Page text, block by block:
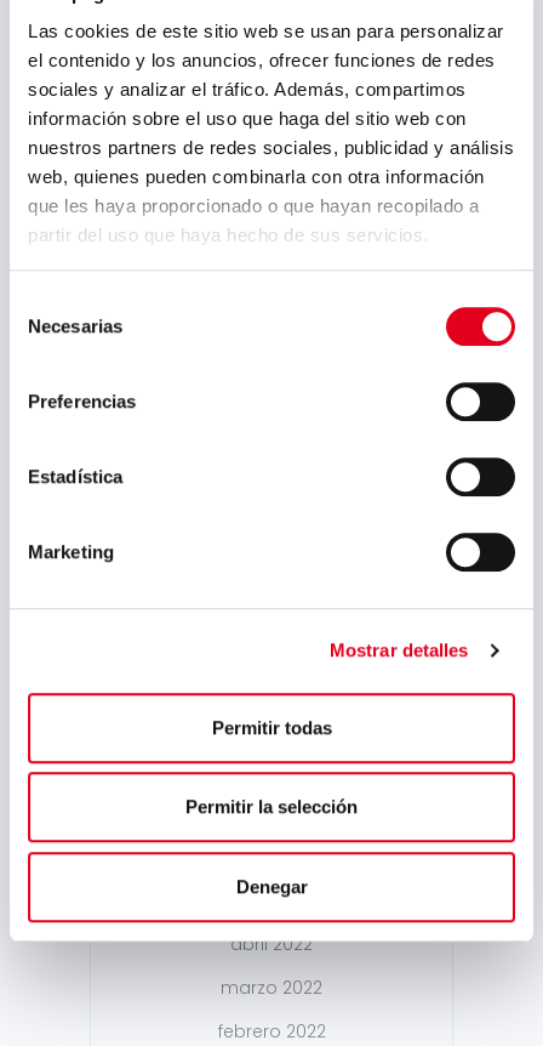
Las cookies de este sitio web se usan para personalizar
el contenido y los anuncios, ofrecer funciones de redes
sociales y analizar el tráfico. Además, compartimos
información sobre el uso que haga del sitio web con
nuestros partners de redes sociales, publicidad y análisis
web, quienes pueden combinarla con otra información
que les haya proporcionado o que hayan recopilado a
partir del uso que haya hecho de sus servicios.
Necesarias
Preferencias
Estadística
Marketing
Mostrar detalles
Permitir todas
Permitir la selección
Denegar
noviembre 2024
octubre 2024
septiembre 2024
agosto 2024
julio 2024
mayo 2024
febrero 2023
septiembre 2022
julio 2022
junio 2022
mayo 2022
abril 2022
marzo 2022
febrero 2022